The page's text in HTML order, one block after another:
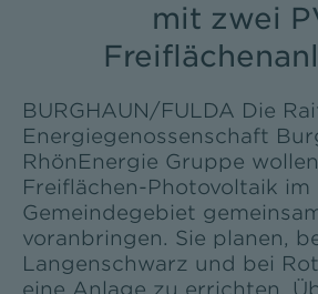
mit zwei
BURGHAUN/FULDA Die
Energiegenossenschaft
RhönEnergie Gruppe
Freiflächen-Photovoltaik im
Gemeindegebiet
voranbringen. Sie planen,
Langenschwarz und bei